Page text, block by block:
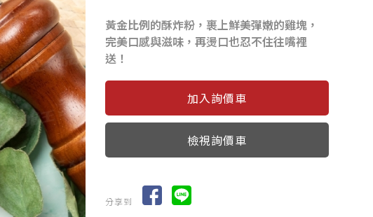
黃金比例的酥炸粉，裹上鮮美彈嫩的雞塊，
完美口感與滋味，再燙口也忍不住往嘴裡
送！
檢視詢價車
分享到